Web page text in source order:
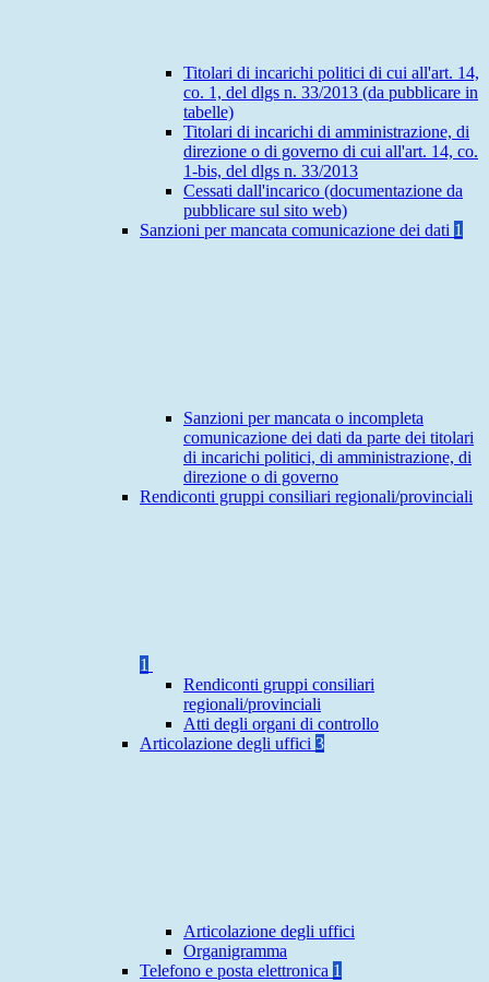
Titolari di incarichi politici di cui all'art. 14,
co. 1, del dlgs n. 33/2013 (da pubblicare in
tabelle)
Titolari di incarichi di amministrazione, di
direzione o di governo di cui all'art. 14, co.
1-bis, del dlgs n. 33/2013
Cessati dall'incarico (documentazione da
pubblicare sul sito web)
Sanzioni per mancata comunicazione dei dati 1
Sanzioni per mancata o incompleta
comunicazione dei dati da parte dei titolari
di incarichi politici, di amministrazione, di
direzione o di governo
Rendiconti gruppi consiliari regionali/provinciali
1
Rendiconti gruppi consiliari
regionali/provinciali
Atti degli organi di controllo
Articolazione degli uffici 3
Articolazione degli uffici
Organigramma
Telefono e posta elettronica 1